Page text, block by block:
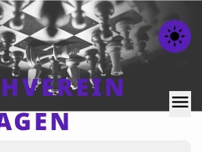
light_mode
menu